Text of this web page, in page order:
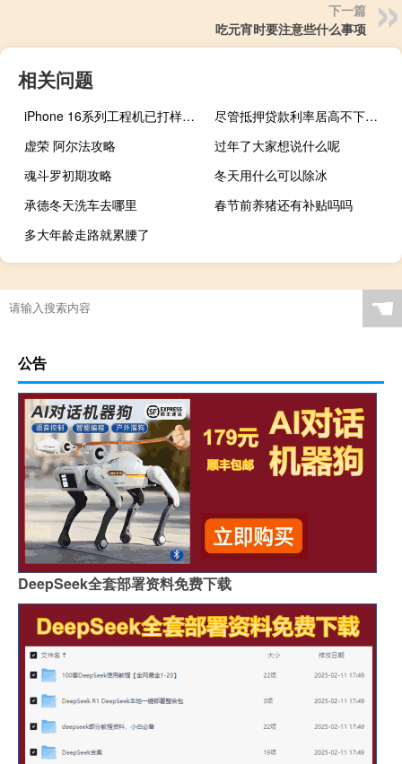
下一篇
吃元宵时要注意些什么事项
相关问题
iPhone 16系列工程机已打样：全系标配高刷 Pro升级四摄
尽管抵押贷款利率居高不下美国九月新挂牌房源量仍有所上升
虚荣 阿尔法攻略
过年了大家想说什么呢
魂斗罗初期攻略
冬天用什么可以除冰
承德冬天洗车去哪里
春节前养猪还有补贴吗吗
多大年龄走路就累腰了
☚
公告
DeepSeek全套部署资料免费下载